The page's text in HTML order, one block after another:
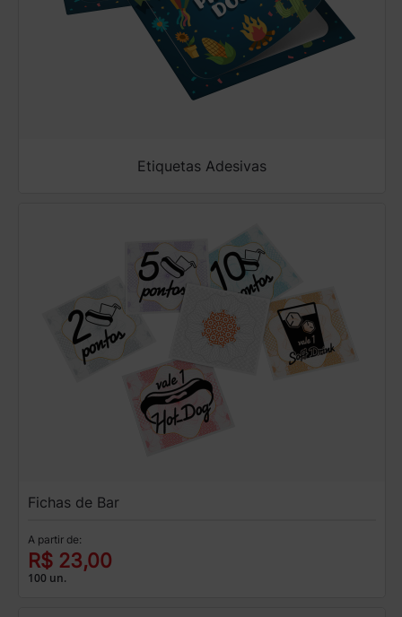
Etiquetas Adesivas
Fichas de Bar
A partir de:
R$ 23,00
100 un.